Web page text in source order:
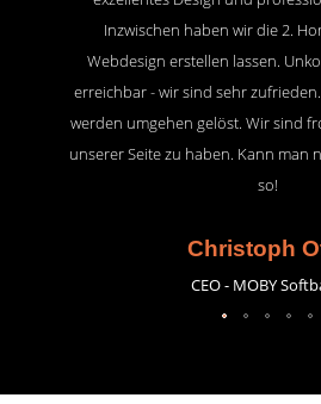
Inzwischen haben wir die 2.
Webdesign erstellen lassen.
erreichbar - wir sind sehr
werden umgehen gelöst. Wir sind
unserer Seite zu haben. Kann man
so!
Christoph
CEO - MOBY